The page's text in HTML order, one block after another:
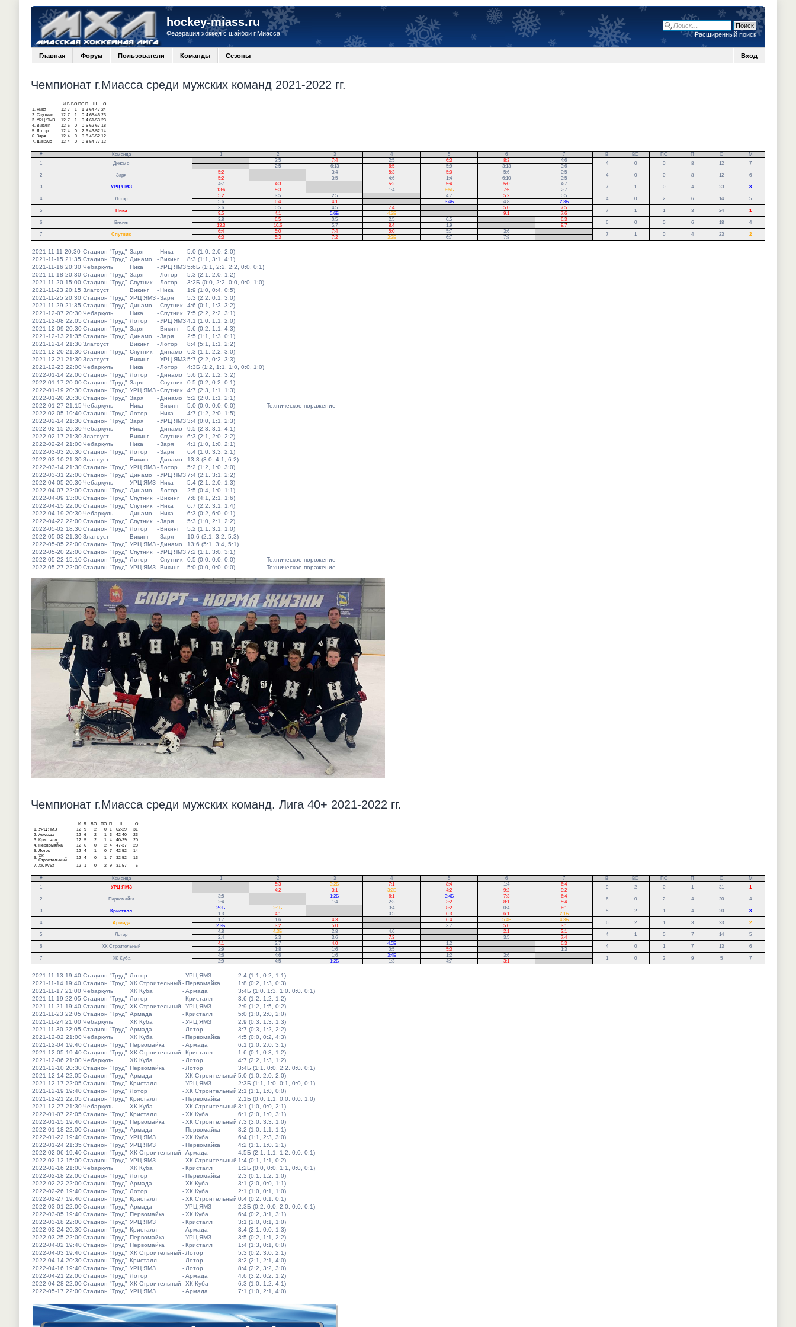
hockey-miass.ru
Федерация хоккея с шайбой г.Миасса Расширенный поиск
Главная Форум Пользователи Команды Сезоны Вход
Чемпионат г.Миасса среди мужских команд 2021-2022 гг.
И В ВО ПО П
О
1.
Ника 12 7 1 1 3 64-47 24
2. Спутник 12 7 1 0 4 65-46 23
3. УРЦ ЯМЗ 12 7 1 0 4 61-53 23
4.
Викинг 12 6 0 0 6 62-67 18
5. Лотор 12 4 0 2 6 43-52 14
6. Заря 12 4 0 0 8 45-52 12
7.
Динамо 12 4 0 0 8 54-77 12
# Команда 1 2 3 4 5 6 7 В ВО ПО П О
М
1
Динамо
2:5 7:4 2:5 6:3 8:3 4:6
4 0 0 8 12 7
2:5 6:13 6:5 5:9 3:13
3:6
2
Заря
5:2 3:4 5:3 5:0 5:6 0:5
4 0 0 8 12 6
5:2 3:5 4:6 1:4 6:10
3:5
3
УРЦ ЯМЗ
4:7 4:3 5:2 5:4 5:0 4:7
7 1 0 4 23 3
13:6 5:3 1:4 6:5Б 7:5
2:7
4
Лотор
5:2 3:5 2:5 4:7 5:2 0:5
4 0 2 6 14 5
5:6 6:4 4:1 3:4Б 4:8
2:3Б
5
Ника
3:6 0:5 4:5 7:4 5:0 7:5
7 1 1 3 24 1
9:5 4:1 5:6Б 4:3Б 9:1
7:6
6
Викинг
3:8 6:5 0:5 2:5 0:5 6:3
6 0 0 6 18 4
13:3 10:6 5:7 8:4 1:9
8:7
7
Спутник
6:4 5:0 7:4 5:0 5:7 3:6
7 1 0 4 23 2
6:3 5:3 7:2 3:2Б 6:7 7:8
2021-11-11 20:30 Стадион "Труд" Заря -Ника
5:0 (1:0, 2:0, 2:0)
2021-11-15 21:35 Стадион "Труд" Динамо -Викинг
8:3 (1:1, 3:1, 4:1)
2021-11-16 20:30 Чебаркуль Ника -УРЦ ЯМЗ5:6Б (1:1, 2:2, 2:2, 0:0, 0:1)
2021-11-18 20:30 Стадион "Труд" Заря - Лотор
5:3 (2:1, 2:0, 1:2)
2021-11-20 15:00 Стадион "Труд" Спутник - Лотор
3:2Б (0:0, 2:2, 0:0, 0:0, 1:0)
2021-11-23 20:15 Златоуст Викинг -Ника
1:9 (1:0, 0:4, 0:5)
2021-11-25 20:30 Стадион "Труд" УРЦ ЯМЗ-Заря
5:3 (2:2, 0:1, 3:0)
2021-11-29 21:35 Стадион "Труд" Динамо -Спутник
4:6 (0:1, 1:3, 3:2)
2021-12-07 20:30Чебаркуль Ника -Спутник
7:5 (2:2, 2:2, 3:1)
2021-12-08 22:05 Стадион "Труд" Лотор -УРЦ ЯМЗ4:1 (1:0, 1:1, 2:0)
2021-12-09 20:30Стадион "Труд" Заря -Викинг
5:6 (0:2, 1:1, 4:3)
2021-12-13 21:35 Стадион "Труд" Динамо -Заря
2:5 (1:1, 1:3, 0:1)
2021-12-14 21:30Златоуст Викинг - Лотор
8:4 (5:1, 1:1, 2:2)
2021-12-20 21:30Стадион "Труд" Спутник - Динамо
6:3 (1:1, 2:2, 3:0)
2021-12-21 21:30Златоуст Викинг -УРЦ ЯМЗ5:7 (2:2, 0:2, 3:3)
2021-12-23 22:00Чебаркуль Ника - Лотор
4:3Б (1:2, 1:1, 1:0, 0:0, 1:0)
2022-01-14 22:00Стадион "Труд" Лотор - Динамо
5:6 (1:2, 1:2, 3:2)
2022-01-17 20:00Стадион "Труд" Заря -Спутник
0:5 (0:2, 0:2, 0:1)
2022-01-19 20:30Стадион "Труд" УРЦ ЯМЗ-Спутник
4:7 (2:3, 1:1, 1:3)
2022-01-20 20:30Стадион "Труд" Заря - Динамо
5:2 (2:0, 1:1, 2:1)
2022-01-27 21:15 Чебаркуль Ника -Викинг 5:0 (0:0, 0:0, 0:0)
Техническое поражение
2022-02-05 19:40Стадион "Труд" Лотор -Ника
4:7 (1:2, 2:0, 1:5)
2022-02-14 21:30Стадион "Труд" Заря -УРЦ ЯМЗ3:4 (0:0, 1:1, 2:3)
2022-02-15 20:30Чебаркуль Ника - Динамо
9:5 (2:3, 3:1, 4:1)
2022-02-17 21:30Златоуст Викинг -Спутник
6:3 (2:1, 2:0, 2:2)
2022-02-24 21:00Чебаркуль Ника -Заря
4:1 (1:0, 1:0, 2:1)
2022-03-03 20:30Стадион "Труд" Лотор -Заря
6:4 (1:0, 3:3, 2:1)
2022-03-10 21:30Златоуст Викинг - Динамо
13:3 (3:0, 4:1, 6:2)
2022-03-14 21:30Стадион "Труд" УРЦ ЯМЗ- Лотор
5:2 (1:2, 1:0, 3:0)
2022-03-31 22:00Стадион "Труд" Динамо -УРЦ ЯМЗ7:4 (2:1, 3:1, 2:2)
2022-04-05 20:30Чебаркуль УРЦ ЯМЗ-Ника
5:4 (2:1, 2:0, 1:3)
2022-04-07 22:00Стадион "Труд" Динамо - Лотор
2:5 (0:4, 1:0, 1:1)
2022-04-09 13:00Стадион "Труд" Спутник -Викинг
7:8 (4:1, 2:1, 1:6)
2022-04-15 22:00Стадион "Труд" Спутник -Ника
6:7 (2:2, 3:1, 1:4)
2022-04-19 20:30Чебаркуль Динамо -Ника
6:3 (0:2, 6:0, 0:1)
2022-04-22 22:00Стадион "Труд" Спутник -Заря
5:3 (1:0, 2:1, 2:2)
2022-05-02 18:30Стадион "Труд" Лотор -Викинг
5:2 (1:1, 3:1, 1:0)
2022-05-03 21:30Златоуст Викинг -Заря
10:6 (2:1, 3:2, 5:3)
2022-05-05 22:00Стадион "Труд" УРЦ ЯМЗ- Динамо
13:6 (5:1, 3:4, 5:1)
2022-05-20 22:00Стадион "Труд" Спутник -УРЦ ЯМЗ7:2 (1:1, 3:0, 3:1)
2022-05-22 15:10Стадион "Труд" Лотор -Спутник 0:5 (0:0, 0:0, 0:0)
Техническое порожение
2022-05-27 22:00Стадион "Труд" УРЦ ЯМЗ-Викинг 5:0 (0:0, 0:0, 0:0) Техническое поражение
Чемпионат г.Миасса среди мужских команд. Лига 40+ 2021-2022 гг.
И В ВО ПО П Ш
О
1.
УРЦ ЯМЗ 12 9 2 0 1 62-29
31
2. Армада 12 6 2 1 3 42-40
23
3. Кристалл 12 5 2 1 4 40-29
20
4. Первомайка 12 6 0 2 4 47-37
20
5. Лотор 12 4 1 0 7 42-52
14
6. ХК
Строительный
12 4 0 1 7 32-52
13
7. ХК Куба 12 1 0 2 9 31-57 5
# Команда 1 2 3 4 5 6 7 В ВО ПО П О
М
1
УРЦ ЯМЗ
5:3 3:2Б 7:1 8:4 1:4 6:4
9 2 0 1 31 1
4:2 3:1 3:2Б 4:2 9:2
9:2
2
Первомайка
3:5 1:2Б 6:1 3:4Б 7:3 6:4
6 0 2 4 20 4
2:4 1:4 2:3 3:2 8:1
5:4
3
Кристалл
2:3Б 2:1Б 3:4 8:2 0:4 6:1
5 2 1 4 20 3
1:3 4:1 0:5 6:3 6:1
2:1Б
4
Армада
1:7 1:6 4:3 6:4 5:4Б 4:3Б
6 2 1 3 23 2
2:3Б 3:2 5:0 3:7 5:0
3:1
5
Лотор
4:8 4:3Б 2:8 4:6 2:1 2:1
4 1 0 7 14 5
2:4 2:3 3:6 7:3 3:5
7:4
6
ХК Строительный
4:1 3:7 4:0 4:5Б 1:2 6:3
4 0 1 7 13 6
2:9 1:8 1:6 0:5 5:3
1:3
7
ХК Куба
4:6 4:6 1:6 3:4Б 1:2 3:6
1 0 2 9 5 7
2:9 4:5 1:2Б 1:3 4:7 3:1
2021-11-13 19:40 Стадион "Труд" Лотор -УРЦ ЯМЗ
2:4 (1:1, 0:2, 1:1)
2021-11-14 19:40 Стадион "Труд" ХК Строительный -Первомайка
1:8 (0:2, 1:3, 0:3)
2021-11-17 21:00 Чебаркуль ХК Куба -Армада
3:4Б (1:0, 1:3, 1:0, 0:0, 0:1)
2021-11-19 22:05 Стадион "Труд" Лотор -Кристалл
3:6 (1:2, 1:2, 1:2)
2021-11-21 19:40 Стадион "Труд" ХК Строительный -УРЦ ЯМЗ
2:9 (1:2, 1:5, 0:2)
2021-11-23 22:05 Стадион "Труд" Армада -Кристалл
5:0 (1:0, 2:0, 2:0)
2021-11-24 21:00 Чебаркуль ХК Куба -УРЦ ЯМЗ
2:9 (0:3, 1:3, 1:3)
2021-11-30 22:05 Стадион "Труд" Армада - Лотор
3:7 (0:3, 1:2, 2:2)
2021-12-02 21:00Чебаркуль ХК Куба -Первомайка
4:5 (0:0, 0:2, 4:3)
2021-12-04 19:40Стадион "Труд" Первомайка -Армада
6:1 (1:0, 2:0, 3:1)
2021-12-05 19:40Стадион "Труд" ХК Строительный -Кристалл
1:6 (0:1, 0:3, 1:2)
2021-12-06 21:00Чебаркуль ХК Куба - Лотор
4:7 (2:2, 1:3, 1:2)
2021-12-10 20:30Стадион "Труд" Первомайка - Лотор
3:4Б (1:1, 0:0, 2:2, 0:0, 0:1)
2021-12-14 22:05 Стадион "Труд" Армада -ХК Строительный 5:0 (1:0, 2:0, 2:0)
2021-12-17 22:05 Стадион "Труд" Кристалл -УРЦ ЯМЗ
2:3Б (1:1, 1:0, 0:1, 0:0, 0:1)
2021-12-19 19:40Стадион "Труд" Лотор -ХК Строительный 2:1 (1:1, 1:0, 0:0)
2021-12-21 22:05 Стадион "Труд" Кристалл -Первомайка
2:1Б (0:0, 1:1, 0:0, 0:0, 1:0)
2021-12-27 21:30Чебаркуль ХК Куба -ХК Строительный 3:1 (1:0, 0:0, 2:1)
2022-01-07 22:05 Стадион "Труд" Кристалл -ХК Куба
6:1 (2:0, 1:0, 3:1)
2022-01-15 19:40Стадион "Труд" Первомайка -ХК Строительный 7:3 (3:0, 3:3, 1:0)
2022-01-18 22:00Стадион "Труд" Армада -Первомайка
3:2 (1:0, 1:1, 1:1)
2022-01-22 19:40Стадион "Труд" УРЦ ЯМЗ -ХК Куба
6:4 (1:1, 2:3, 3:0)
2022-01-24 21:35 Стадион "Труд" УРЦ ЯМЗ -Первомайка
4:2 (1:1, 1:0, 2:1)
2022-02-06 19:40Стадион "Труд" ХК Строительный -Армада
4:5Б (2:1, 1:1, 1:2, 0:0, 0:1)
2022-02-12 15:00Стадион "Труд" УРЦ ЯМЗ -ХК Строительный 1:4 (0:1, 1:1, 0:2)
2022-02-16 21:00Чебаркуль ХК Куба -Кристалл
1:2Б (0:0, 0:0, 1:1, 0:0, 0:1)
2022-02-18 22:00Стадион "Труд" Лотор -Первомайка
2:3 (0:1, 1:2, 1:0)
2022-02-22 22:00Стадион "Труд" Армада -ХК Куба
3:1 (2:0, 0:0, 1:1)
2022-02-26 19:40Стадион "Труд" Лотор -ХК Куба
2:1 (1:0, 0:1, 1:0)
2022-02-27 19:40Стадион "Труд" Кристалл -ХК Строительный 0:4 (0:2, 0:1, 0:1)
2022-03-01 22:00Стадион "Труд" Армада -УРЦ ЯМЗ
2:3Б (0:2, 0:0, 2:0, 0:0, 0:1)
2022-03-05 19:40Стадион "Труд" Первомайка -ХК Куба
6:4 (0:2, 3:1, 3:1)
2022-03-18 22:00Стадион "Труд" УРЦ ЯМЗ -Кристалл
3:1 (2:0, 0:1, 1:0)
2022-03-24 20:30Стадион "Труд" Кристалл -Армада
3:4 (2:1, 0:0, 1:3)
2022-03-25 22:00Стадион "Труд" Первомайка -УРЦ ЯМЗ
3:5 (0:2, 1:1, 2:2)
2022-04-02 19:40Стадион "Труд" Первомайка -Кристалл
1:4 (1:3, 0:1, 0:0)
2022-04-03 19:40Стадион "Труд" ХК Строительный - Лотор
5:3 (0:2, 3:0, 2:1)
2022-04-14 20:30Стадион "Труд" Кристалл - Лотор
8:2 (2:1, 2:1, 4:0)
2022-04-16 19:40Стадион "Труд" УРЦ ЯМЗ - Лотор
8:4 (2:2, 3:2, 3:0)
2022-04-21 22:00Стадион "Труд" Лотор -Армада
4:6 (3:2, 0:2, 1:2)
2022-04-28 22:00Стадион "Труд" ХК Строительный -ХК Куба
6:3 (1:0, 1:2, 4:1)
2022-05-17 22:00Стадион "Труд" УРЦ ЯМЗ -Армада 7:1 (1:0, 2:1, 4:0)